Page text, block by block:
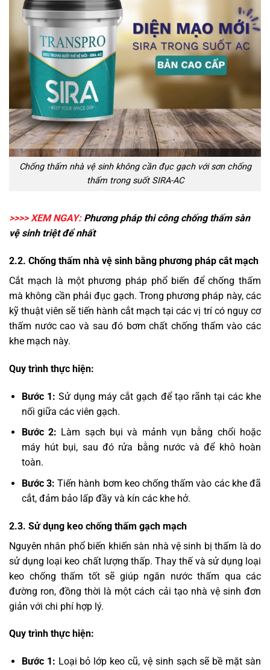
Chống thấm nhà vệ sinh không cần đục gạch với sơn chống
thấm trong suốt SIRA-AC
>>>> XEM NGAY:Phương pháp thi côngchống thấm sàn
vệ sinhtriệt để nhất
2.2. Chống thấm nhà vệ sinh bằng phương pháp cắt mạch
Cắt mạch là một phương pháp phổ biến để chống thấm
mà không cần phải đục gạch. Trong phương pháp này, các
kỹ thuật viên sẽ tiến hành cắt mạch tại các vị trí có nguy cơ
thấm nước cao và sau đó bơm chất chống thấm vào các
khe mạch này.
Quy trình thực hiện:
Bước 1: Sử dụng máy cắt gạch để tạo rãnh tại các khe
nối giữa các viên gạch.
Bước 2: Làm sạch bụi và mảnh vụn bằng chổi hoặc
máy hút bụi, sau đó rửa bằng nước và để khô hoàn
toàn.
Bước 3: Tiến hành bơm keo chống thấm vào các khe đã
cắt, đảm bảo lấp đầy và kín các khe hở.
2.3. Sử dụng keo chống thấm gạch mạch
Nguyên nhân phổ biến khiến sàn nhà vệ sinh bị thấm là do
sử dụng loại keo chất lượng thấp. Thay thế và sử dụng loại
keo chống thấm tốt sẽ giúp ngăn nước thấm qua các
đường ron, đồng thời là một cách cải tạo nhà vệ sinh đơn
giản với chi phí hợp lý.
Quy trình thực hiện:
Bước 1: Loại bỏ lớp keo cũ, vệ sinh sạch sẽ bề mặt sàn